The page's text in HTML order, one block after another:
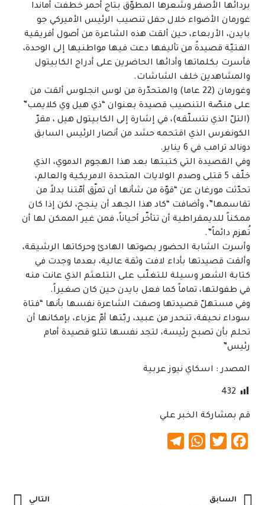
بردائها الأصفر وشعرها المطوّق بتاج أحمر خطفت أماندا
غورمان الأضواء خلال حفل تنصيب الرئيس الأميركي جو
بايدن، الأربعاء، حين ألقت هذه الشاعرة من أصول أفريقية
الفتيّة قصيدةً من تأليفها دعت فيها مواطنيها إلى الوحدة،
فأسرت بكلماتها وأدائها الحاضرين على أدراج الكابيتول
والمشاهدين خلف الشاشات.
وغورمان (22 عاما) والمتحدّرة من لوس انجلوس ألقت من
على منصّة التنصيب قصيدة بعنوان “ذي هيل وي كلايمب”
(التلّ الذي نتسلّقه)، في إشارة إلى الكابيتول هيل ، مقرّ
الكونغرس الذي اقتحمه حشد من أنصار الرئيس السابق
دونالد ترامب في 6 يناير.
وفي القصيدة التي كتبتها بعد هذا الهجوم الدموي، الذي
خلّف 5 قتلى وصدم الولايات المتحدة الامريكية والعالم،
تحدّثت مورغان عن “قوّة من شأنها أن تمزّق أمّتنا بدلاً من
تقاسمها”، وأضافت “كاد هذا الجهد أن ينجح، لكن إذا كان
ممكناً للديمقراطية أن تتأخّر أحياناً، فمن غير الممكن لها أن
تُهزم دائماً”.
وأسرت الشابة الحضور بصوتها الهادئ وحركاتها الرشيقة،
وألقت قصيدتها بأداء لافت وثقة عالية، بعدما وجدت في
كتابة الشعر وسيلة للتغلّب على التلعثم الذي عانت منه
في طفولتها، تماماً كما فعل بايدن حين كان صغيراً.
وفي مستهلّ قصيدتها وصفت الشاعرة نفسها بأنها “فتاة
سوداء نحيفة، تنحدر من عبيد، ربّتها أمّ عزباء، بإمكانها أن
تحلم بأن تصبح رئيسة، لتجد نفسها تتلو قصيدة أمام
رئيس”
المصدر : اسكاي نيوز عربية
432
قم بمشاركة الخبر علي
Facebook
Twitter
WhatsApp
السابق التالي